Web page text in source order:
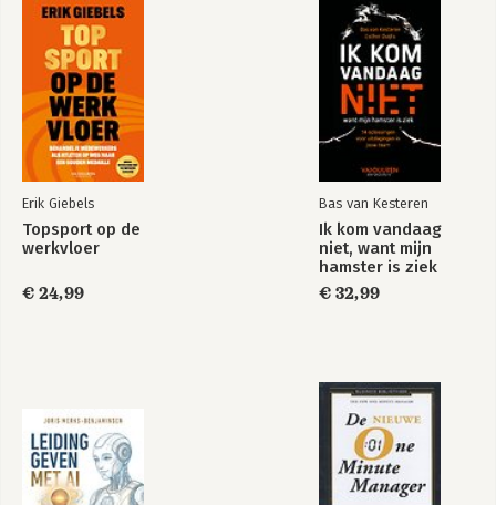
Erik Giebels
Topsport op de
werkvloer
€ 24,99
Bas van Kesteren
Ik kom vandaag
niet, want mijn
hamster is ziek
€ 32,99